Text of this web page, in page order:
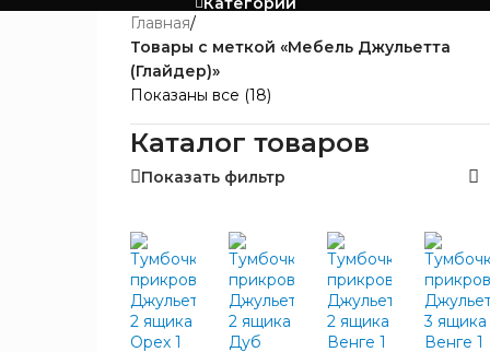
18
Главная/
Товары с меткой «Мебель Джульетта
(Глайдер)»
Показаны все (18)
Каталог товаров
Показать фильтр